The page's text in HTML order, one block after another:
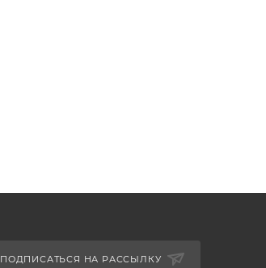
ПОДПИСАТЬСЯ НА РАССЫЛКУ